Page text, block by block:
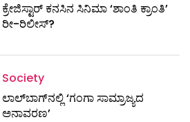
ಕ್ರೇಜಿಸ್ಟಾರ್ ಕನಸಿನ ಸಿನಿಮಾ ‘ಶಾಂತಿ ಕ್ರಾಂತಿ’
ರೀ-ರಿಲೀಸ್?
Society
ಲಾಲ್‌ಬಾಗ್‌ನಲ್ಲಿ ‘ಗಂಗಾ ಸಾಮ್ರಾಜ್ಯದ
ಅನಾವರಣ’